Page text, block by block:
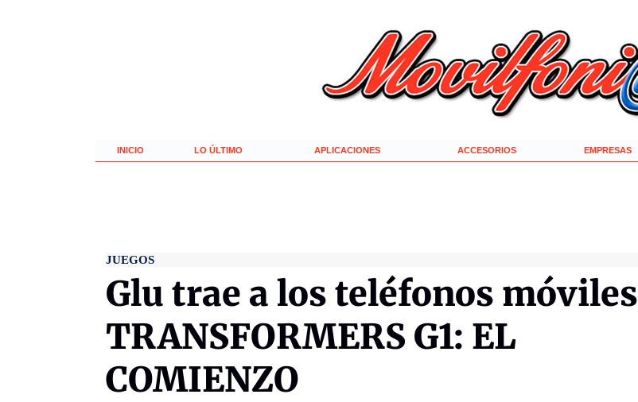
INICIO LO ÚLTIMO APLICACIONES ACCESORIOS EMPRESAS
JUEGOS
Glu trae a los teléfonos móviles
TRANSFORMERS G1: EL
COMIENZO